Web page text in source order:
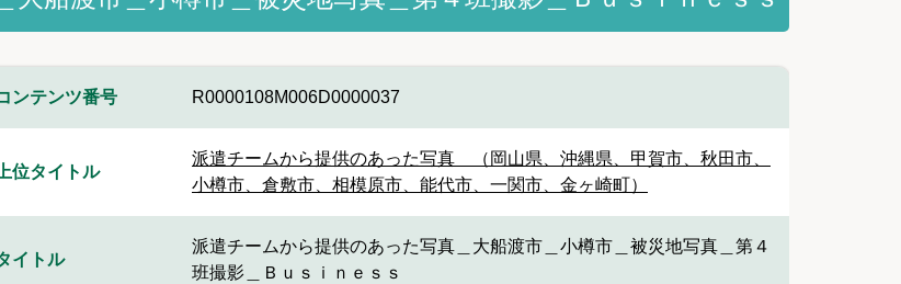
ンテンツ番号 R0000108M006D0000037
上位タイトル
派遣チームから提供のあった写真 （岡山県、沖縄県、甲賀市、秋田市、
小樽市、倉敷市、相模原市、能代市、一関市、金ヶ崎町）
イトル
派遣チームから提供のあった写真＿大船渡市＿小樽市＿被災地写真＿第４
班撮影＿Ｂｕｓｉｎｅｓｓ